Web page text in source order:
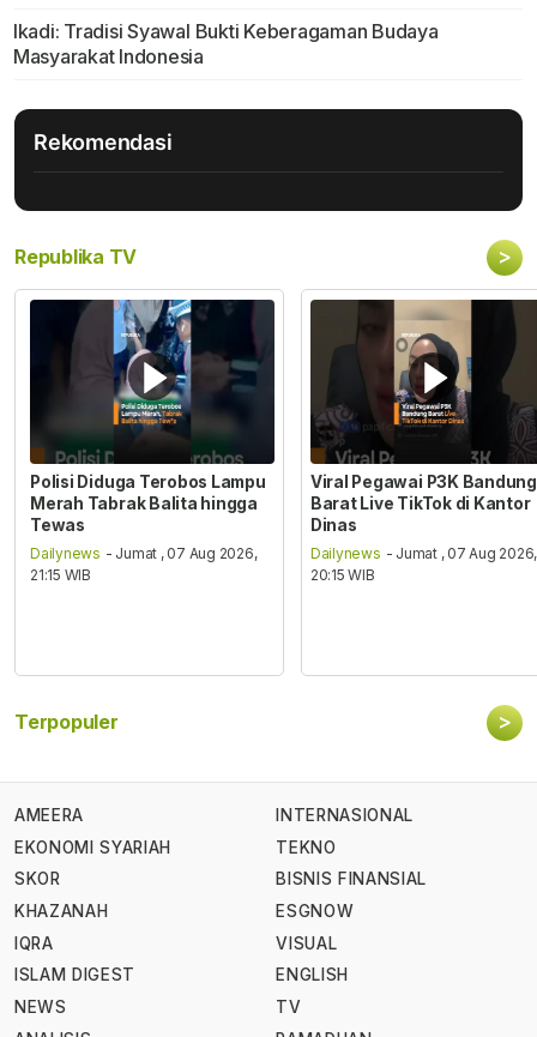
Ikadi: Tradisi Syawal Bukti Keberagaman Budaya
Masyarakat Indonesia
Rekomendasi
Republika TV >
Polisi Diduga Terobos Lampu
Merah Tabrak Balita hingga
Tewas
Dailynews - Jumat , 07 Aug 2026,
21:15 WIB
Viral Pegawai P3K Bandung
Barat Live TikTok di Kantor
Dinas
Dailynews - Jumat , 07 Aug 2026,
20:15 WIB
Terpopuler >
AMEERA
EKONOMI SYARIAH
SKOR
KHAZANAH
IQRA
ISLAM DIGEST
NEWS
INTERNASIONAL
TEKNO
BISNIS FINANSIAL
ESGNOW
VISUAL
ENGLISH
TV